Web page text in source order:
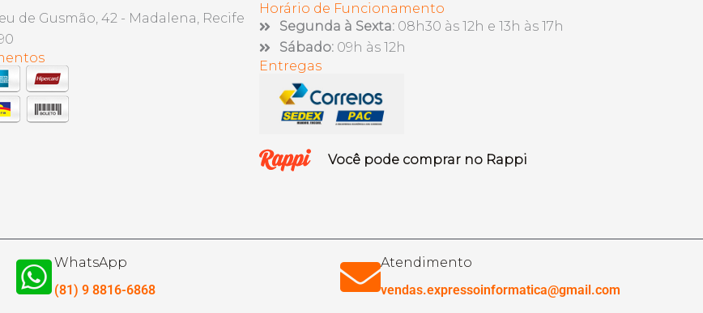
de Gusmão, 42 - Madalena, Recife
Horário de Funcionamento
Segunda à Sexta: 08h30 às 12h e 13h às 17h
Sábado: 09h às 12h
Entregas
Você pode comprar no Rappi
WhatsApp
(81) 9 8816-6868
Atendimento
vendas.expressoinformatica@gmail.com